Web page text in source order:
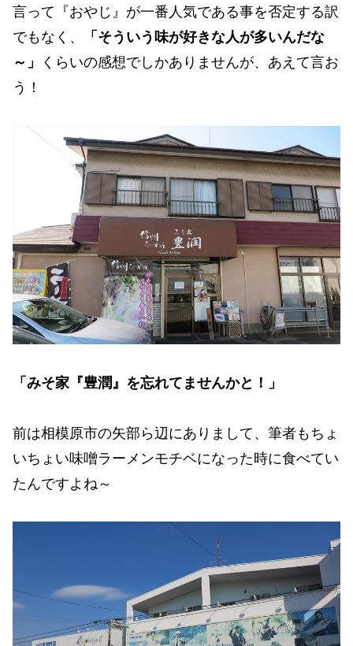
言って『おやじ』が一番人気である事を否定する訳
でもなく、
「そういう味が好きな人が多いんだな
～」
くらいの感想でしかありませんが、あえて言お
う！
「みそ家『豊潤』を忘れてませんかと！」
前は相模原市の矢部ら辺にありまして、筆者もちょ
いちょい味噌ラーメンモチベになった時に食べてい
たんですよね～